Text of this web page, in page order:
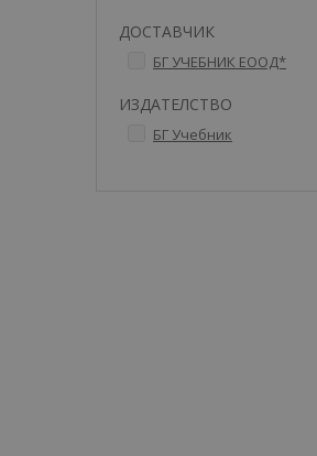
ДОСТАВЧИК
БГ УЧЕБНИК ЕООД*
ИЗДАТЕЛСТВО
БГ Учебник